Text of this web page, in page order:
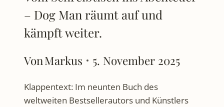
– Dog Man räumt auf und
kämpft weiter.
VonMarkus 5. November 2025
Klappentext: Im neunten Buch des
weltweiten Bestsellerautors und Künstlers